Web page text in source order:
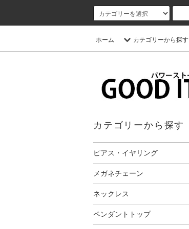
ホーム カテゴリーから探す
カテゴリーから探す
ピアス・イヤリング
メガネチェーン
ネックレス
ペンダントトップ